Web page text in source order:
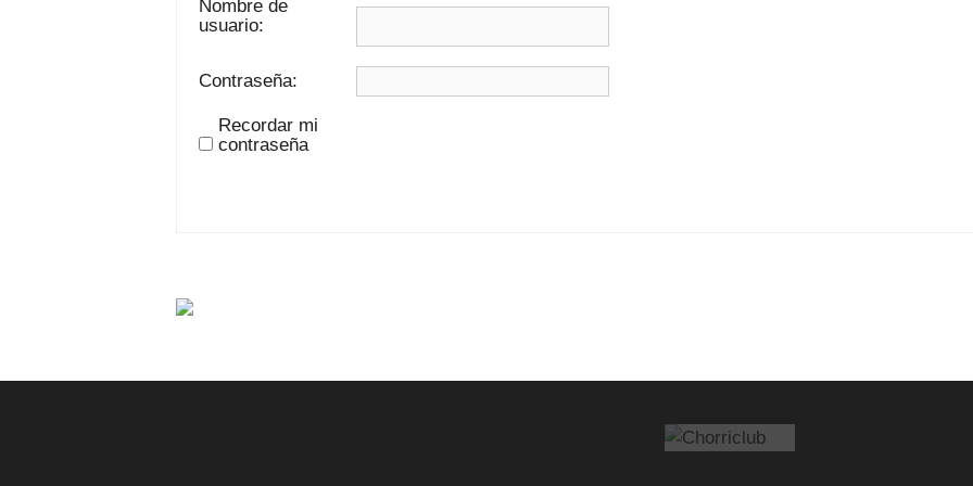
Nombre de
usuario:
Contraseña:
Recordar mi
contraseña